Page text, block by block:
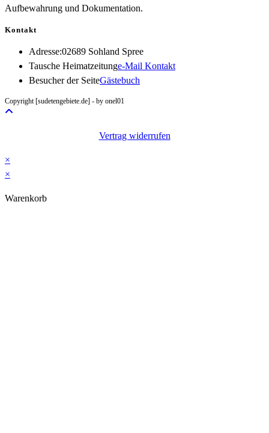
Aufbewahrung und Dokumentation.
Kontakt
Adresse:02689 Sohland Spree
Tausche Heimatzeitunge-Mail KontaktOpens
Besucher der SeiteGästebuch
Copyright [sudetengebiete.de] - by onel01
Vertrag widerrufen
×
×
Warenkorb